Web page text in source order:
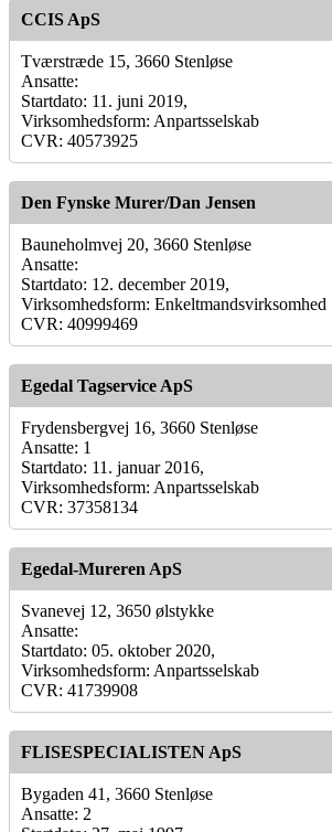
CCIS ApS
Tværstræde 15, 3660 Stenløse
Ansatte:
Startdato: 11. juni 2019,
Virksomhedsform: Anpartsselskab
CVR: 40573925
Den Fynske Murer/Dan Jensen
Bauneholmvej 20, 3660 Stenløse
Ansatte:
Startdato: 12. december 2019,
Virksomhedsform: Enkeltmandsvirksomhed
CVR: 40999469
Egedal Tagservice ApS
Frydensbergvej 16, 3660 Stenløse
Ansatte: 1
Startdato: 11. januar 2016,
Virksomhedsform: Anpartsselskab
CVR: 37358134
Egedal-Mureren ApS
Svanevej 12, 3650 ølstykke
Ansatte:
Startdato: 05. oktober 2020,
Virksomhedsform: Anpartsselskab
CVR: 41739908
FLISESPECIALISTEN ApS
Bygaden 41, 3660 Stenløse
Ansatte: 2